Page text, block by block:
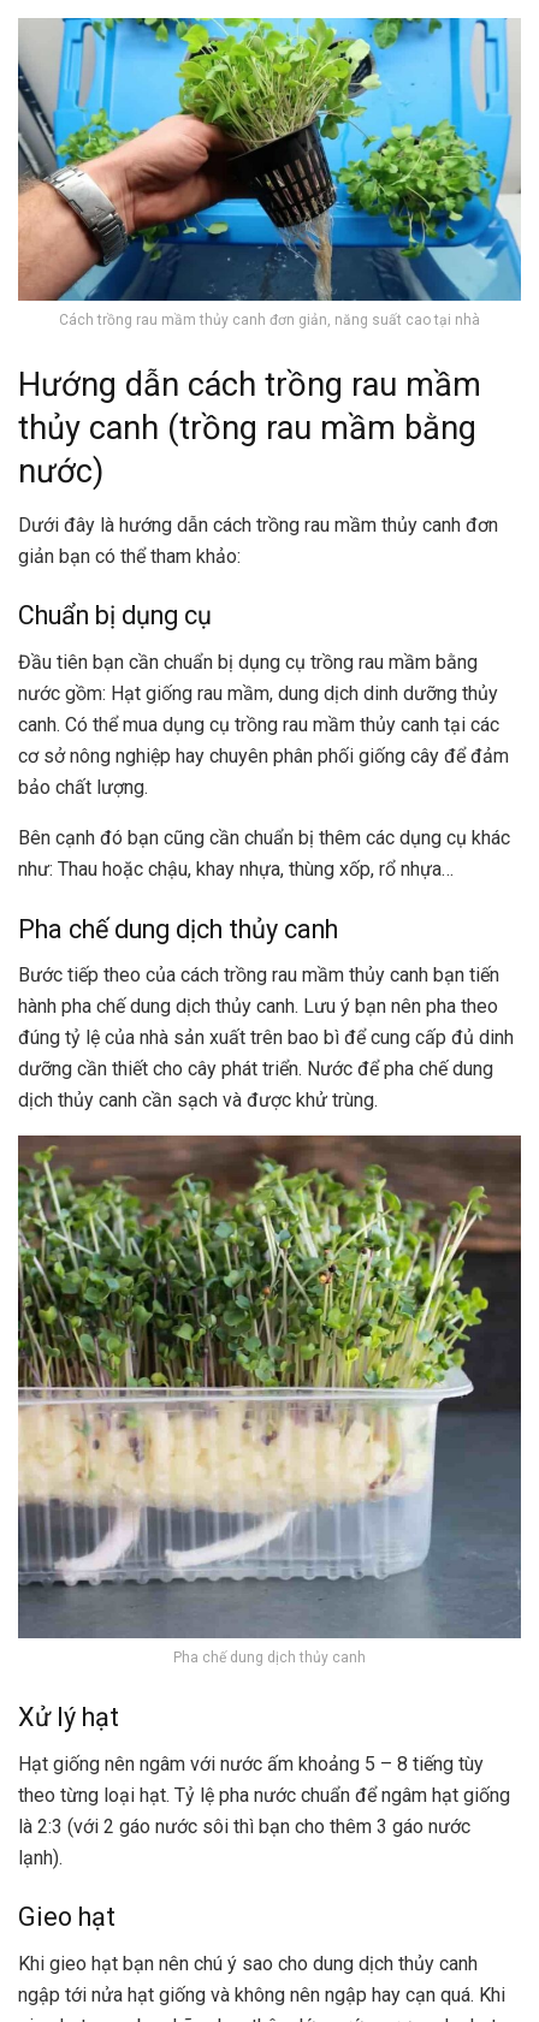
Cách trồng rau mầm thủy canh đơn giản, năng suất cao tại nhà
Hướng dẫn cách trồng rau mầm
thủy canh (trồng rau mầm bằng
nước)
Dưới đây là hướng dẫn cách trồng rau mầm thủy canh đơn
giản bạn có thể tham khảo:
Chuẩn bị dụng cụ
Đầu tiên bạn cần chuẩn bị dụng cụ trồng rau mầm bằng
nước gồm: Hạt giống rau mầm, dung dịch dinh dưỡng thủy
canh. Có thể mua dụng cụ trồng rau mầm thủy canh tại các
cơ sở nông nghiệp hay chuyên phân phối giống cây để đảm
bảo chất lượng.
Bên cạnh đó bạn cũng cần chuẩn bị thêm các dụng cụ khác
như: Thau hoặc chậu, khay nhựa, thùng xốp, rổ nhựa…
Pha chế dung dịch thủy canh
Bước tiếp theo của cách trồng rau mầm thủy canh bạn tiến
hành pha chế dung dịch thủy canh. Lưu ý bạn nên pha theo
đúng tỷ lệ của nhà sản xuất trên bao bì để cung cấp đủ dinh
dưỡng cần thiết cho cây phát triển. Nước để pha chế dung
dịch thủy canh cần sạch và được khử trùng.
Pha chế dung dịch thủy canh
Xử lý hạt
Hạt giống nên ngâm với nước ấm khoảng 5 – 8 tiếng tùy
theo từng loại hạt. Tỷ lệ pha nước chuẩn để ngâm hạt giống
là 2:3 (với 2 gáo nước sôi thì bạn cho thêm 3 gáo nước
lạnh).
Gieo hạt
Khi gieo hạt bạn nên chú ý sao cho dung dịch thủy canh
ngập tới nửa hạt giống và không nên ngập hay cạn quá. Khi